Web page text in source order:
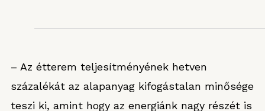
– Az étterem teljesítményének hetven
százalékát az alapanyag kifogástalan minősége
teszi ki, amint hogy az energiánk nagy részét is